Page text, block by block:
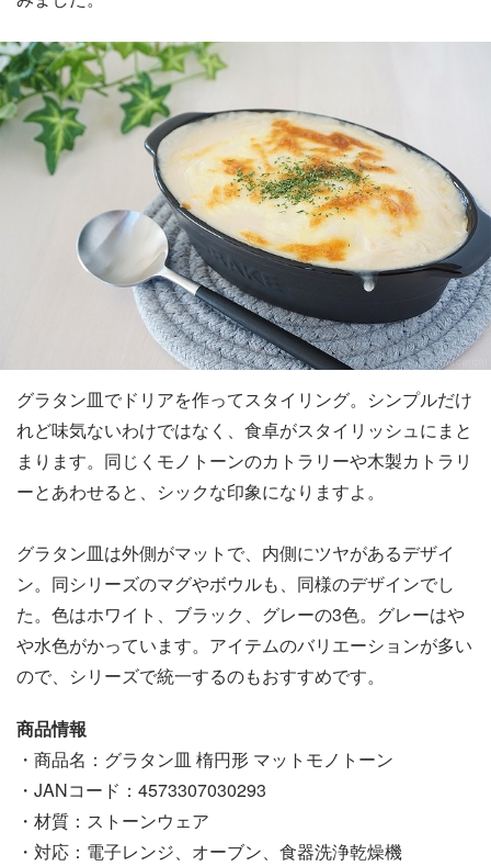
グラタン皿でドリアを作ってスタイリング。シンプルだけ
れど味気ないわけではなく、食卓がスタイリッシュにまと
まります。同じくモノトーンのカトラリーや木製カトラリ
ーとあわせると、シックな印象になりますよ。
グラタン皿は外側がマットで、内側にツヤがあるデザイ
ン。同シリーズのマグやボウルも、同様のデザインでし
た。色はホワイト、ブラック、グレーの3色。グレーはや
や水色がかっています。アイテムのバリエーションが多い
ので、シリーズで統一するのもおすすめです。
商品情報
・商品名：グラタン皿 楕円形 マットモノトーン
・JANコード：4573307030293
・材質：ストーンウェア
・対応：電子レンジ、オーブン、食器洗浄乾燥機